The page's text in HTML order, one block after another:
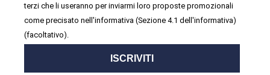
terzi che li useranno per inviarmi loro proposte promozionali
come precisato nell'informativa (Sezione 4.1 dell'informativa)
(facoltativo).
ISCRIVITI